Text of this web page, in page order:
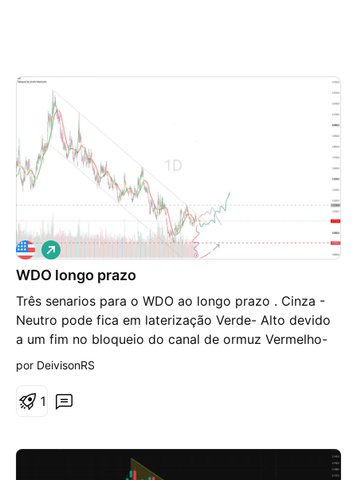
WDO longo prazo
Três senarios para o WDO ao longo prazo . Cinza -
Neutro pode fica em laterização Verde- Alto devido
a um fim no bloqueio do canal de ormuz Vermelho-
Possível fechamento ormuz , e a volta total na guerra
com Irã
V
i
é
d
e
a
l
a
por DeivisonRS
1